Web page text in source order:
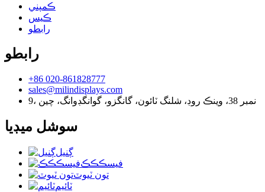
ڪمپني
ڪيس
رابطو
رابطو
+86 020-861828777
sales@milindisplays.com
9، نمبر 38، وينڪ روڊ، شلنگ ٽائون، گانگزو، گوانگڊوانگ، چين
سوشل ميڊيا
ڳنيل
فيسڪڪڪ
تون ٽيوٽ
ٽائيم